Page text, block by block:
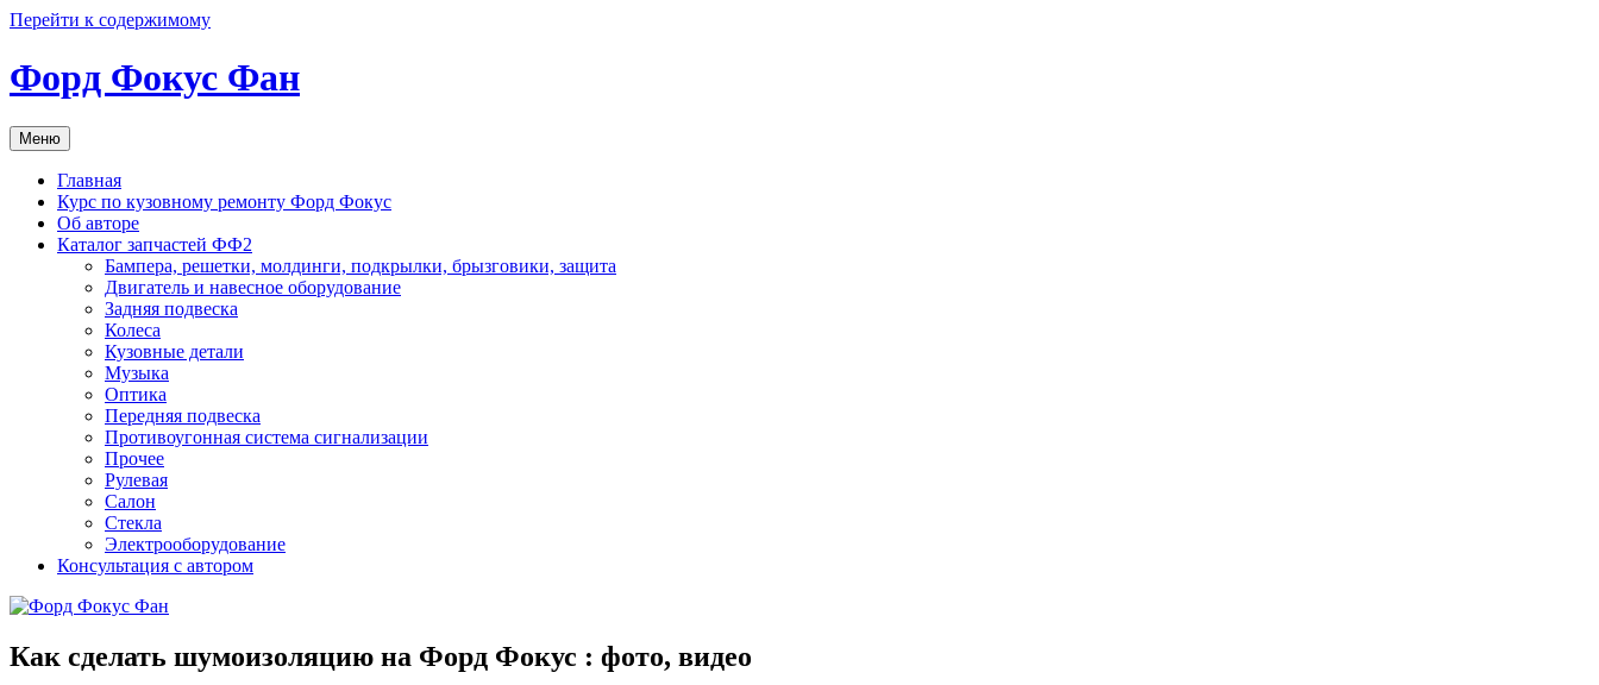
Перейти к содержимому
Форд Фокус Фан
Меню
Главная
Курс по кузовному ремонту Форд Фокус
Об авторе
Каталог запчастей ФФ2
Бампера, решетки, молдинги, подкрылки, брызговики, защита
Двигатель и навесное оборудование
Задняя подвеска
Колеса
Кузовные детали
Музыка
Оптика
Передняя подвеска
Противоугонная система сигнализации
Прочее
Рулевая
Салон
Стекла
Электрооборудование
Консультация с автором
Как сделать шумоизоляцию на Форд Фокус : фото, видео